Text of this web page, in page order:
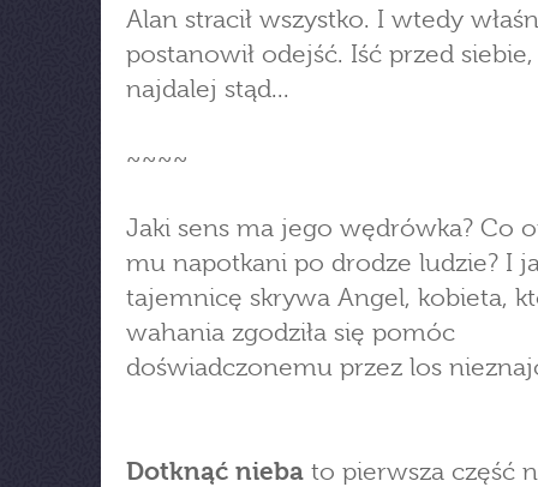
Alan stracił wszystko. I wtedy
postanowił odejść. Iść przed
najdalej stąd...
~~~~
Jaki sens ma jego wędrówka? Co
mu napotkani po drodze ludzie? I
tajemnicę skrywa Angel, kobieta,
wahania zgodziła się pomóc
doświadczonemu przez los
Dotknąć nieba to pierwsza część